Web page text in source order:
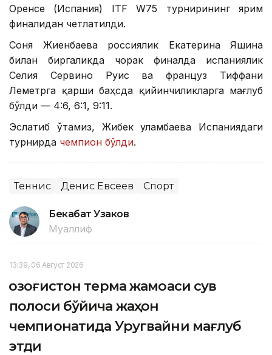
Оренсе (Испания) ITF W75 турнирининг ярим
финалидан четлатилди.
Соня Жиенбаева россиялик Екатерина Яшина
билан биргаликда чорак финалда испаниялик
Селия Сервино Руис ва француз Тиффани
Леметрга қарши баҳсда қийинчиликларга мағлуб
бўлди — 4:6, 6:1, 9:11.
Эслатиб ўтамиз, Жибек Қуламбаева Испаниядаги
турнирда чемпион бўлди.
Теннис Денис Евсеев Спорт
Бекабат Узаков
Муаллиф
13:39, 06 Август 2026
Қозоғистон терма жамоаси сув
полоси бўйича жаҳон
чемпионатида Уругвайни мағлуб
этди